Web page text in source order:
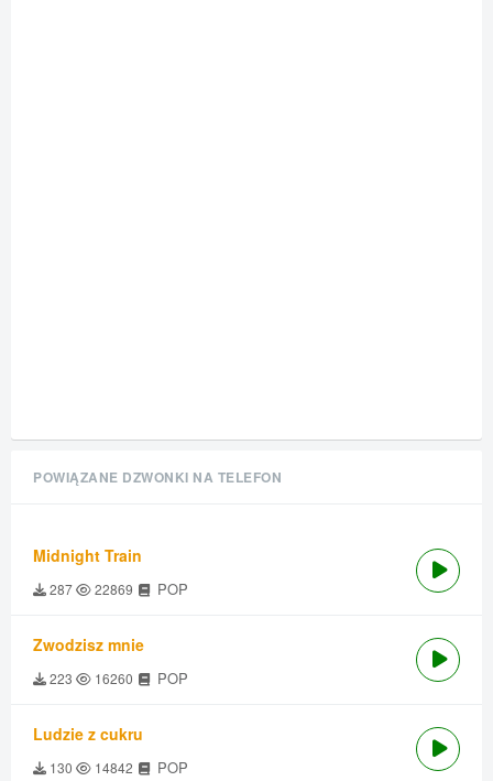
POWIĄZANE DZWONKI NA TELEFON
Midnight Train
287 22869 POP
Zwodzisz mnie
223 16260 POP
Ludzie z cukru
130 14842 POP